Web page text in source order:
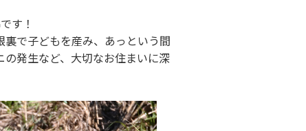
す！
で子どもを産み、あっという間
発生など、大切なお住まいに深